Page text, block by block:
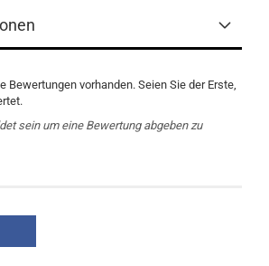
Bewertungen vorhanden. Seien Sie der Erste,
sein um eine Bewertung abgeben zu